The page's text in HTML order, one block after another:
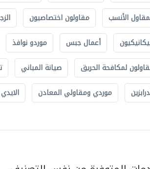
الأنسب
مقاولون اختصاصيون
أعمال جبس موردو نوافذ
لمكافحة الحريق
صيانة المباني
موردي ومقاولي المعادن